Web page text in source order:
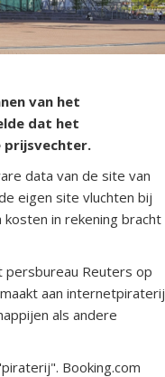
van het
dat het
data van de site van
eigen site vluchten bij
in rekening bracht
persbureau Reuters op
aan internetpiraterij
als andere
Booking.com